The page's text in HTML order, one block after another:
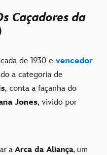
Caçadores da
de 1930 e vencedor
a categoria de
, conta a façanha do
Jones, vivido por
a Arca da Aliança, um